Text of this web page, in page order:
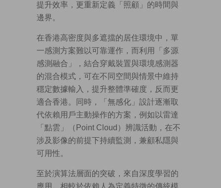
提升效率，更重新定義「照顧」的時間與
邊界。
在香港高密度與多遮擋的居住環境中，單
一感測方案難以可靠運作，而利用「多源
感測融合」，結合穿戴裝置與環境感測器
的混合模式，可在不同空間與情景中維持
穩定數據輸入，提升整體準確度，反而更
適合香港。同時，「無感化」設計逐漸取
代依賴用戶主動操作的方案，例如以雷達
「點雲」（Point Cloud）辨識活動，在不
涉及影像的前提下持續監測，兼顧私隱與
可用性。
至於演算法層面的突破，來自深度學習的
應用。相較於依賴人為定義特徵的傳統模